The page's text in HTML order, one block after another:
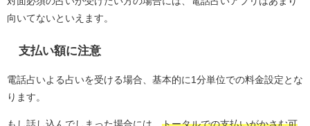
向いてないといえます。
支払い額に注意
電話占いよる占いを受ける場合、基本的に1分単位での料金設定とな
ります。